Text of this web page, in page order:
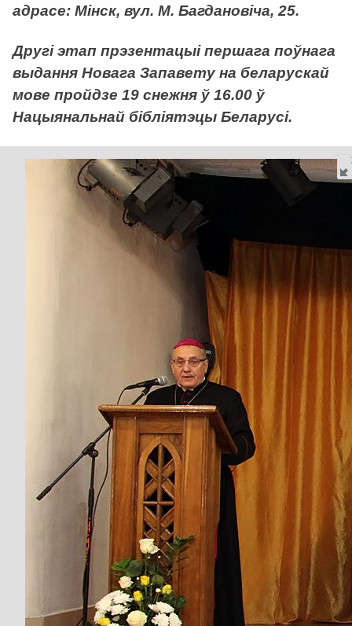
адрасе: Мінск, вул. М. Багдановіча, 25.
Другі этап прэзентацыі першага поўнага
выдання Новага Запавету на беларускай
мове пройдзе 19 снежня ў 16.00 ў
Нацыянальнай бібліятэцы Беларусі.